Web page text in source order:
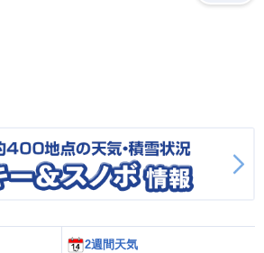
2週間天気